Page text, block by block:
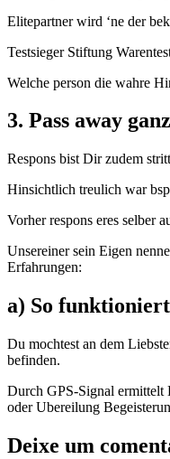
Elitepartner wird ‘ne der
Testsieger Stiftung
Welche person die wahre
3. Pass away
Respons bist Dir zudem
Hinsichtlich treulich war
Vorher respons eres selber
Unsereiner sein Eigen
Erfahrungen:
a) So
Du mochtest an dem
befinden.
Durch GPS-Signal ermittelt
oder Ubereilung
Deixe um